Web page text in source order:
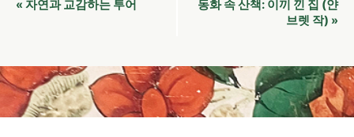
네
비
게
« 자연과 교감하는 투어
동화 속 산책: 이끼 낀 집 (얀
브렛 작) »